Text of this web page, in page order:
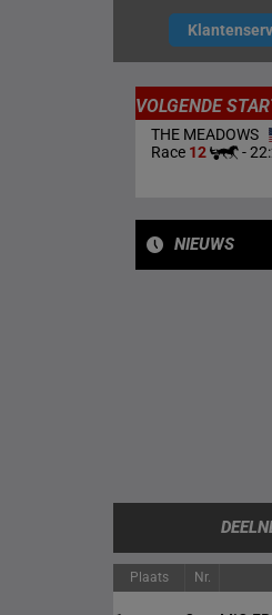
VOLGENDE
THE MEADOWS
Race12 -
NIEUWS
Plaats Nr.